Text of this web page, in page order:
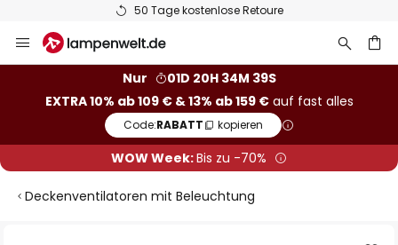
50 Tage kostenlose Retoure
Inhalt
Nur
01D 20H 34M 39S
EXTRA 10% ab 109 € & 13% ab 159 €auf fast alles
Code:RABATT kopieren
WOW Week:Bis zu -70%
Deckenventilatoren mit Beleuchtung